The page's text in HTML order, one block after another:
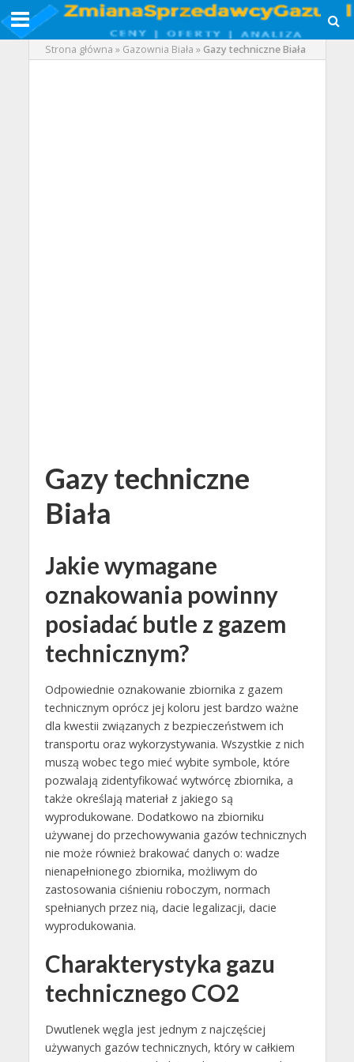
Strona główna » Gazownia Biała »Gazy techniczne Biała
Gazy techniczne
Biała
Jakie wymagane
oznakowania powinny
posiadać butle z gazem
technicznym?
Odpowiednie oznakowanie zbiornika z gazem
technicznym oprócz jej koloru jest bardzo ważne
dla kwestii związanych z bezpieczeństwem ich
transportu oraz wykorzystywania. Wszystkie z nich
muszą wobec tego mieć wybite symbole, które
pozwalają zidentyfikować wytwórcę zbiornika, a
także określają materiał z jakiego są
wyprodukowane. Dodatkowo na zbiorniku
używanej do przechowywania gazów technicznych
nie może również brakować danych o: wadze
nienapełnionego zbiornika, możliwym do
zastosowania ciśnieniu roboczym, normach
spełnianych przez nią, dacie legalizacji, dacie
wyprodukowania.
Charakterystyka gazu
technicznego CO2
Dwutlenek węgla jest jednym z najczęściej
używanych gazów technicznych, który w całkiem